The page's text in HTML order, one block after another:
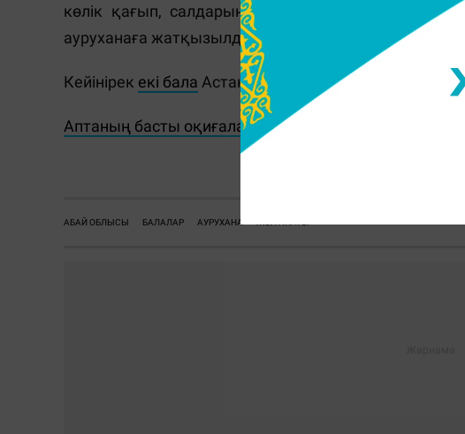
көлік қағып, салдарынан
үш бала көз жұмғаны
ауруханаға жатқызылды.
Кейінірек екі бала Астанаға жеткізілді.
Аптаның басты оқиғалары мен пайдалы
АБАЙ ОБЛЫСЫ БАЛАЛАР АУРУХАНА